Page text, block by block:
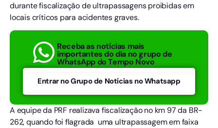
durante fiscalização de ultrapassagens proibidas em
locais críticos para acidentes graves.
Receba as notícias mais
importantes do dia no grupo de
WhatsApp do Tempo Novo
Entrar no Grupo de Notícias no Whatsapp
A equipe da PRF realizava fiscalização no km 97 da BR-
262, quando foi flagrada uma ultrapassagem em faixa